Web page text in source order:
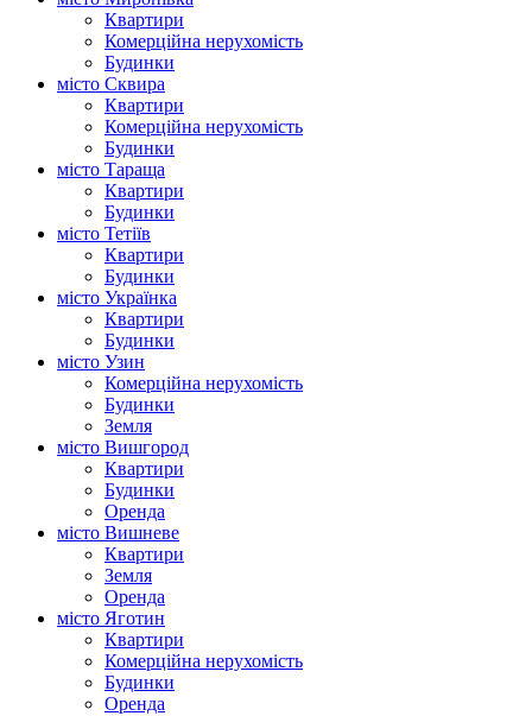
Квартири
Комерційна нерухомість
Будинки
місто Сквира
Квартири
Комерційна нерухомість
Будинки
місто Тараща
Квартири
Будинки
місто Тетіїв
Квартири
Будинки
місто Українка
Квартири
Будинки
місто Узин
Комерційна нерухомість
Будинки
Земля
місто Вишгород
Квартири
Будинки
Оренда
місто Вишневе
Квартири
Земля
Оренда
місто Яготин
Квартири
Комерційна нерухомість
Будинки
Оренда